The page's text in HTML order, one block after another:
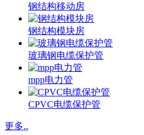
钢结构移动房
钢结构模块房
玻璃钢电缆保护管
mpp电力管
CPVC电缆保护管
更多..